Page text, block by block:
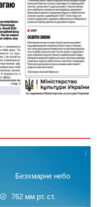
Безхмарне небо
762 мм рт. ст.